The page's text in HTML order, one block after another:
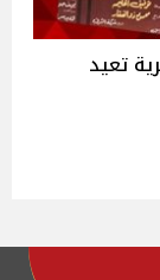
تعيد